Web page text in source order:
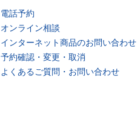
電話予約
オンライン相談
インターネット商品のお問い合わせ
予約確認・変更・取消
よくあるご質問・お問い合わせ